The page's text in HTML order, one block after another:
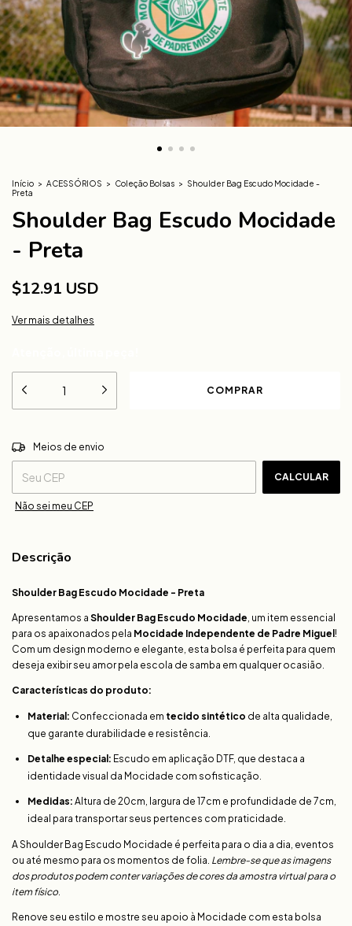
Início > ACESSÓRIOS > Coleção Bolsas > Shoulder Bag Escudo Mocidade -
Preta
Shoulder Bag Escudo Mocidade
- Preta
$12.91 USD
Ver mais detalhes
Entregas para o CEP:
Meios de envio
CALCULAR
Não sei meu CEP
Descrição
Shoulder Bag Escudo Mocidade - Preta
Apresentamos a Shoulder Bag Escudo Mocidade, um item essencial
para os apaixonados pela Mocidade Independente de Padre Miguel !
Com um design moderno e elegante, esta bolsa é perfeita para quem
deseja exibir seu amor pela escola de samba em qualquer ocasião.
Características do produto:
Material: Confeccionada em tecido sintético de alta qualidade,
que garante durabilidade e resistência.
Detalhe especial: Escudo em aplicação DTF, que destaca a
identidade visual da Mocidade com sofisticação.
Medidas: Altura de 20cm, largura de 17cm e profundidade de 7cm,
ideal para transportar seus pertences com praticidade.
A Shoulder Bag Escudo Mocidade é perfeita para o dia a dia, eventos
ou até mesmo para os momentos de folia. Lembre-se que as imagens
dos produtos podem conter variações de cores da amostra virtual para o
item físico.
Renove seu estilo e mostre seu apoio à Mocidade com esta bolsa